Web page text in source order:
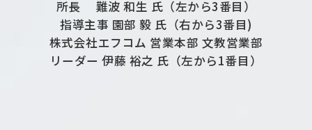
所長 難波 和生 氏（左から3番目）
指導主事 園部 毅 氏（右から3番目)
株式会社エフコム 営業本部 文教営業部
リーダー 伊藤 裕之 氏（左から1番目）